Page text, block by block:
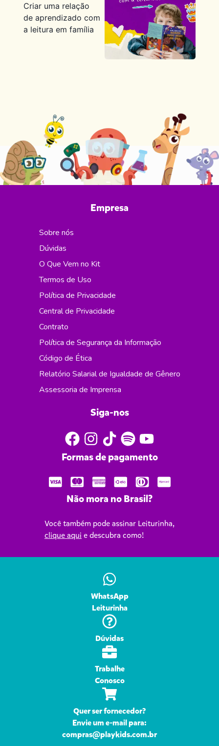
Criar uma relação
de aprendizado com
a leitura em família
Empresa
Sobre nós
Dúvidas
O Que Vem no Kit
Termos de Uso
Política de Privacidade
Central de Privacidade
Contrato
Política de Segurança da Informação
Código de Ética
Relatório Salarial de Igualdade de Gênero
Assessoria de Imprensa
Siga-nos
Formas de pagamento
Não mora no Brasil?
Você também pode assinar Leiturinha,
clique aqui e descubra como!
WhatsApp
Leiturinha
Dúvidas
Trabalhe
Conosco
Quer ser fornecedor?
Envie um e-mail para:
compras@playkids.com.br